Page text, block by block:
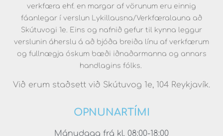
verkfæra ehf. en margar af vörunum eru einnig
fáanlegar í verslun Lykillausna/Verkfæralauna að
Skútuvogi 1e. Eins og nafnið gefur til kynna leggur
verslunin áherslu á að bjóða breiða línu af verkfærum
og fullnægja óskum bæði iðnaðarmanna og annars
handlagins fólks.
Við erum staðsett við Skútuvog 1e, 104 Reykjavík.
OPNUNARTÍMI
Mánudaga frá kl. 08:00-18:00